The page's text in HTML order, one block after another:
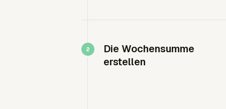
Die Wochensumme
erstellen